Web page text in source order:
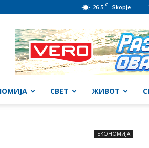
26.5 C Skopje
СВЕТ ЖИВОТ
ЕКОНОМИЈА